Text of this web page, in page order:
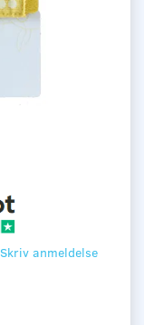
Skriv anmeldelse